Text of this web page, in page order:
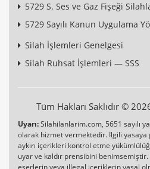
5729 S. Ses ve Gaz Fişeği
5729 Sayılı Kanun Uygulama
Silah İşlemleri Genelgesi
Silah Ruhsat İşlemleri — SSS
Tüm Hakları Saklıdır ©
Uyarı:Silahilanlarim.com, 5651 sayılı
olarak hizmet vermektedir. İlgili
aykırı içerikleri kontrol etme
uyar ve kaldır prensibini benimsemiştir.